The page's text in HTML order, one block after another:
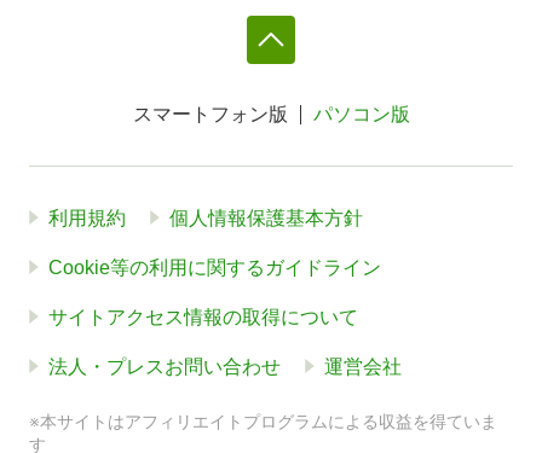
スマートフォン版 パソコン版
利用規約 個人情報保護基本方針
Cookie等の利用に関するガイドライン
サイトアクセス情報の取得について
法人・プレスお問い合わせ 運営会社
※本サイトはアフィリエイトプログラムによる収益を得ていま
す